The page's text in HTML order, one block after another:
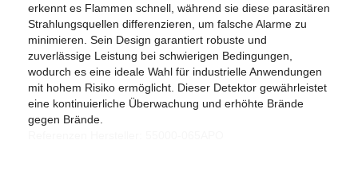
erkennt es Flammen schnell, während sie diese parasitären
Strahlungsquellen differenzieren, um falsche Alarme zu
minimieren. Sein Design garantiert robuste und
zuverlässige Leistung bei schwierigen Bedingungen,
wodurch es eine ideale Wahl für industrielle Anwendungen
mit hohem Risiko ermöglicht. Dieser Detektor gewährleistet
eine kontinuierliche Überwachung und erhöhte Brände
gegen Brände.